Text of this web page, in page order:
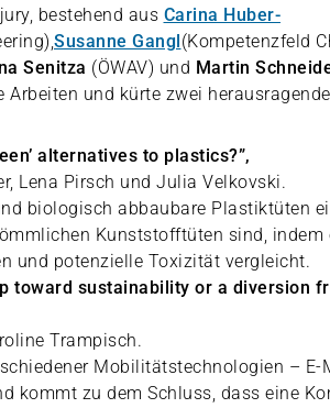
bestehend aus Carina Huber-
Susanne Gangl(Kompetenzfeld
Senitza (ÖWAV) und Martin
und kürte zwei herausragende
alternatives to plastics?”,
Lena Pirsch und Julia Velkovski.
biologisch abbaubare Plastiktüten
Kunststofftüten sind, indem
und potenzielle Toxizität vergleicht.
toward sustainability or a diversion
Trampisch.
Mobilitätstechnologien – E-
kommt zu dem Schluss, dass eine